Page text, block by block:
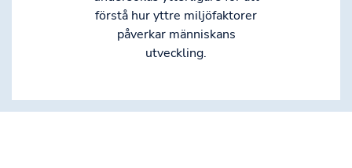
förstå hur yttre miljöfaktorer
påverkar människans
utveckling.